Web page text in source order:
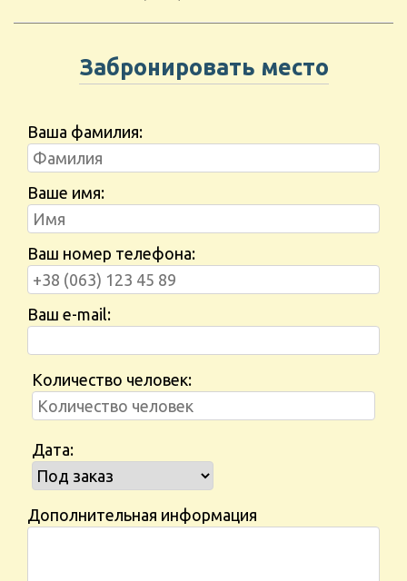
Забронировать место
Ваша фамилия:
Ваше имя:
Ваш номер телефона:
Ваш e-mail:
Количество человек:
Дата:
Дополнительная информация